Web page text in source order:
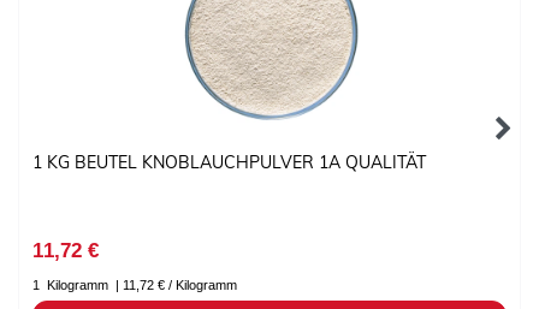
1 KG BEUTEL KNOBLAUCHPULVER 1A QUALITÄT
11,72 €
1 Kilogramm | 11,72 € / Kilogramm